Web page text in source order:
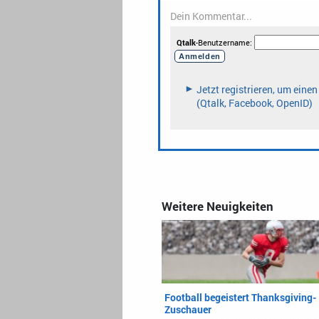
Weitere Neuigkeiten
Football begeistert Thanksgiving-
Zuschauer